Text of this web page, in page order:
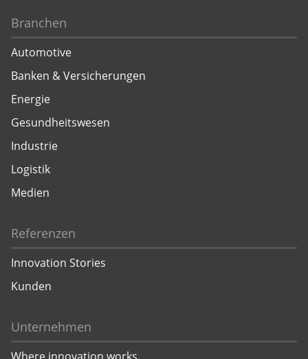
Branchen
Automotive
Banken & Versicherungen
Energie
Gesundheitswesen
Industrie
Logistik
Medien
Referenzen
Innovation Stories
Kunden
Unternehmen